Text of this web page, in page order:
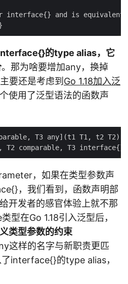
的type alias，它
。那为啥要增加any，换掉
要还是考虑到 Go 1.18加入泛
使用了泛型语法的函数声
，如果在类型参数声
，我们看到，函数声明部
开发者的感官体验上就不那
型在Go 1.18引入泛型后，
类型参数的约束
这样的名字与新职责更匹
了interface{}的type alias，